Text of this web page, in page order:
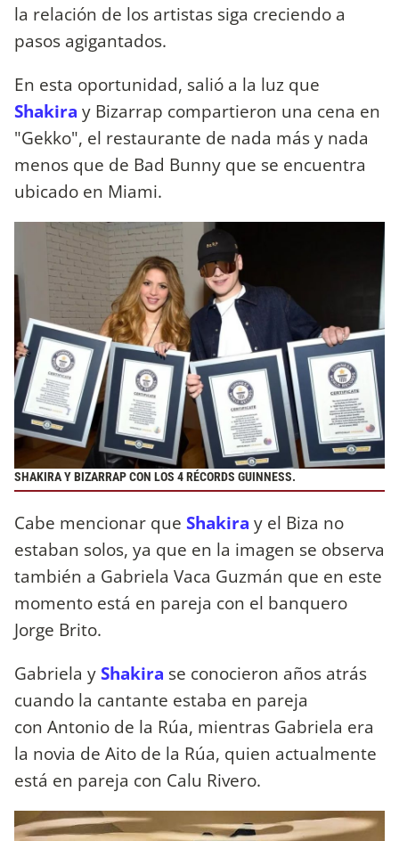
la relación de los artistas siga creciendo a
pasos agigantados.
En esta oportunidad, salió a la luz que
Shakira y Bizarrap compartieron una cena en
"Gekko", el restaurante de nada más y nada
menos que de Bad Bunny que se encuentra
ubicado en Miami.
SHAKIRA Y BIZARRAP CON LOS 4 RÉCORDS GUINNESS.
Cabe mencionar que Shakira y el Biza no
estaban solos, ya que en la imagen se observa
también a Gabriela Vaca Guzmán que en este
momento está en pareja con el banquero
Jorge Brito.
Gabriela yShakira se conocieron años atrás
cuando la cantante estaba en pareja
con Antonio de la Rúa, mientras Gabriela era
la novia de Aito de la Rúa, quien actualmente
está en pareja con Calu Rivero.